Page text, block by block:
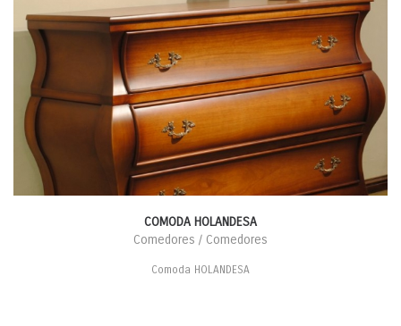
COMODA HOLANDESA
Comedores / Comedores
Comoda HOLANDESA